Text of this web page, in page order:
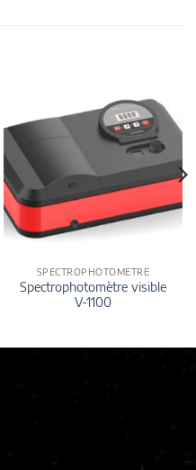
SPECTROPHOTOMETRE
Spectrophotomètre visible
V-1100